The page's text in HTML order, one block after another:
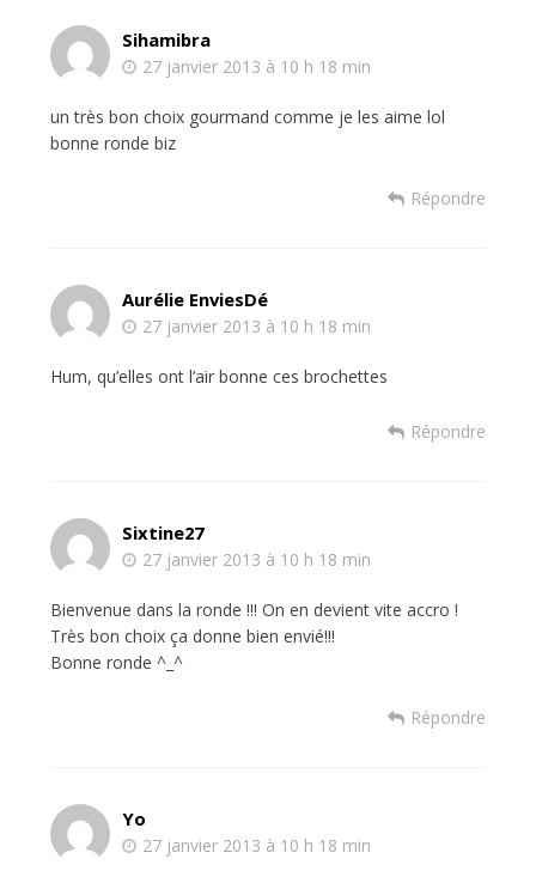
Sihamibra
27 janvier 2013 à 10 h 18 min
un très bon choix gourmand comme je les aime lol
bonne ronde biz
Répondre
Aurélie EnviesDé
27 janvier 2013 à 10 h 18 min
Hum, qu’elles ont l’air bonne ces brochettes
Répondre
Sixtine27
27 janvier 2013 à 10 h 18 min
Bienvenue dans la ronde !!! On en devient vite accro !
Très bon choix ça donne bien envié!!!
Bonne ronde ^_^
Répondre
Yo
27 janvier 2013 à 10 h 18 min